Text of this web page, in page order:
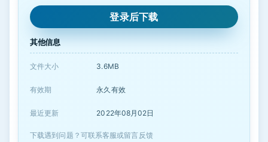
登录后下载
其他信息
文件大小 3.6MB
有效期 永久有效
最近更新 2022年08月02日
下载遇到问题？可联系客服或留言反馈